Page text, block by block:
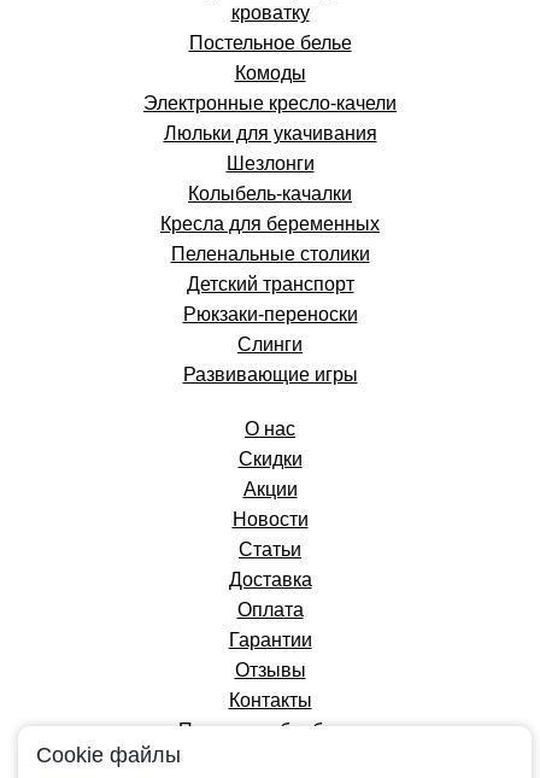
кроватку
Постельное белье
Комоды
Электронные кресло-качели
Люльки для укачивания
Шезлонги
Колыбель-качалки
Кресла для беременных
Пеленальные столики
Детский транспорт
Рюкзаки-переноски
Слинги
Развивающие игры
О нас
Скидки
Акции
Новости
Статьи
Доставка
Оплата
Гарантии
Отзывы
Контакты
Политика обработки
персональных данных
Cookie файлы